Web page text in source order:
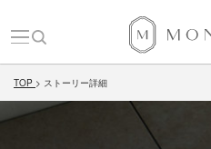
TOP ストーリー詳細